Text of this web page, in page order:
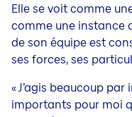
Elle se voit comme
comme une instance
de son équipe est
ses forces, ses
« J’agis beaucoup
importants pour moi